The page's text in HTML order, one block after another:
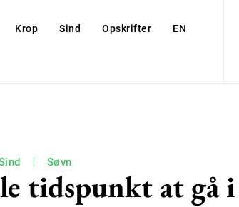
Krop Sind Opskrifter EN
Søvn
tidspunkt at gå i